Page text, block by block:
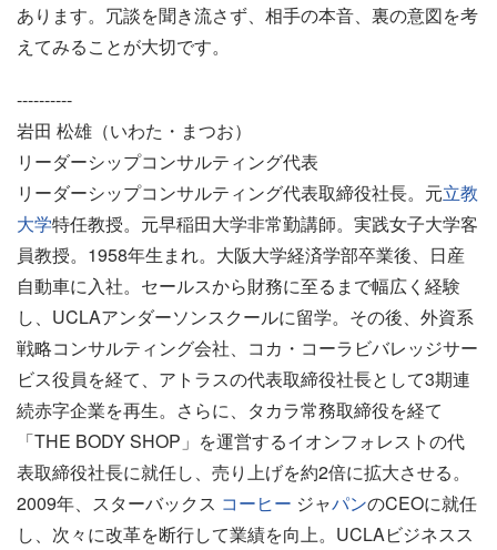
あります。冗談を聞き流さず、相手の本音、裏の意図を考
えてみることが大切です。
----------
岩田 松雄（いわた・まつお）
リーダーシップコンサルティング代表
リーダーシップコンサルティング代表取締役社長。元立教
大学特任教授。元早稲田大学非常勤講師。実践女子大学客
員教授。1958年生まれ。大阪大学経済学部卒業後、日産
自動車に入社。セールスから財務に至るまで幅広く経験
し、UCLAアンダーソンスクールに留学。その後、外資系
戦略コンサルティング会社、コカ・コーラビバレッジサー
ビス役員を経て、アトラスの代表取締役社長として3期連
続赤字企業を再生。さらに、タカラ常務取締役を経て
「THE BODY SHOP」を運営するイオンフォレストの代
表取締役社長に就任し、売り上げを約2倍に拡大させる。
2009年、スターバックス コーヒー ジャパンのCEOに就任
し、次々に改革を断行して業績を向上。UCLAビジネスス